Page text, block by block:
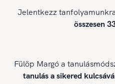
Jelentkezz
összesen
Fülöp Margó a
tanulás a sikered